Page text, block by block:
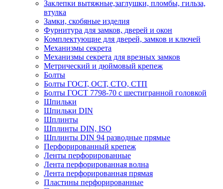
Заклепки вытяжные,заглушки, пломбы, гильза,
втулка
Замки, скобяные изделия
Фурнитура для замков, дверей и окон
Комплектующие для дверей, замков и ключей
Механизмы секрета
Механизмы секрета для врезных замков
Метрический и дюймовый крепеж
Болты
Болты ГОСТ, ОСТ, СТО, СТП
Болты ГОСТ 7798-70 с шестигранной головкой
Шпильки
Шпильки DIN
Шплинты
Шплинты DIN, ISO
Шплинты DIN 94 разводные прямые
Перфорированный крепеж
Ленты перфорированные
Лента перфорированная волна
Лента перфорированная прямая
Пластины перфорированные